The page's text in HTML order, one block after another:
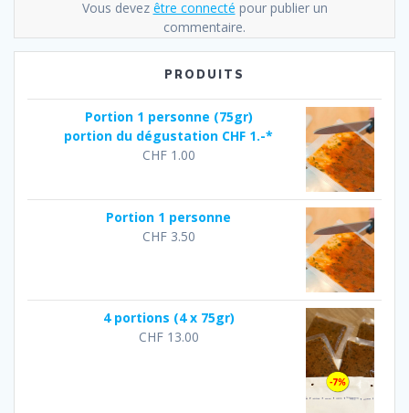
Vous devez être connecté pour publier un
commentaire.
PRODUITS
Portion 1 personne (75gr)
portion du dégustation CHF 1.-*
CHF1.00
Portion 1 personne
CHF3.50
4 portions (4 x 75gr)
CHF13.00